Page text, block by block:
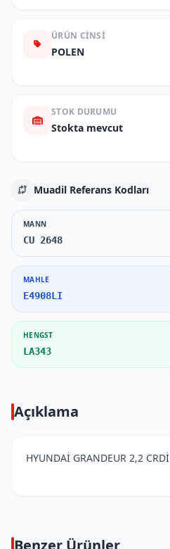
ÜRÜN CINSI
POLEN
STOK DURUMU
Stokta mevcut
Muadil Referans Kodları
MANN
CU 2648
MAHLE
E4908LI
HENGST
LA343
Açıklama
HYUNDAİ GRANDEUR 2,2 CRDİ
Benzer Ürünler